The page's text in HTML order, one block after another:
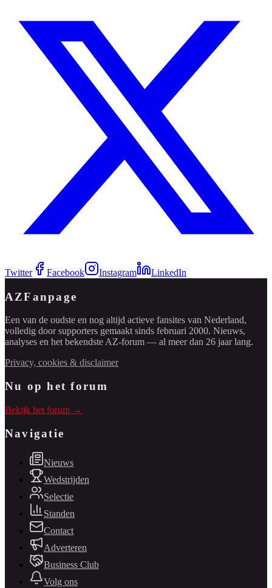
Twitter Facebook Instagram LinkedIn
AZFanpage
Een van de oudste en nog altijd actieve fansites van Nederland,
volledig door supporters gemaakt sinds februari 2000. Nieuws,
analyses en het bekendste AZ-forum — al meer dan 26 jaar lang.
Privacy, cookies & disclaimer
Nu op het forum
Bekijk het forum →
Navigatie
Nieuws
Wedstrijden
Selectie
Standen
Contact
Adverteren
Business Club
Volg ons